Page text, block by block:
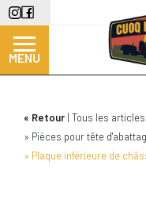
Aller
au
contenu
principal
MENU
Retour Tous les articles
Pièces pour tête
Plaque inférieure de